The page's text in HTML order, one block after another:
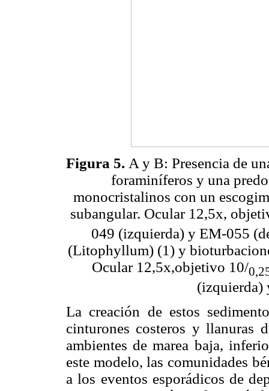
Figura 5. A y B: Presencia de
foraminíferos y una
monocristalinos con un
subangular. Ocular 12,5x,
049 (izquierda) y EM-055
(Litophyllum) (1) y
Ocular 12,5x,objetivo 10/
(izquierda)
La creación de estos
cinturones costeros y llanuras
ambientes de marea baja,
este modelo, las comunidades
a los eventos esporádicos de